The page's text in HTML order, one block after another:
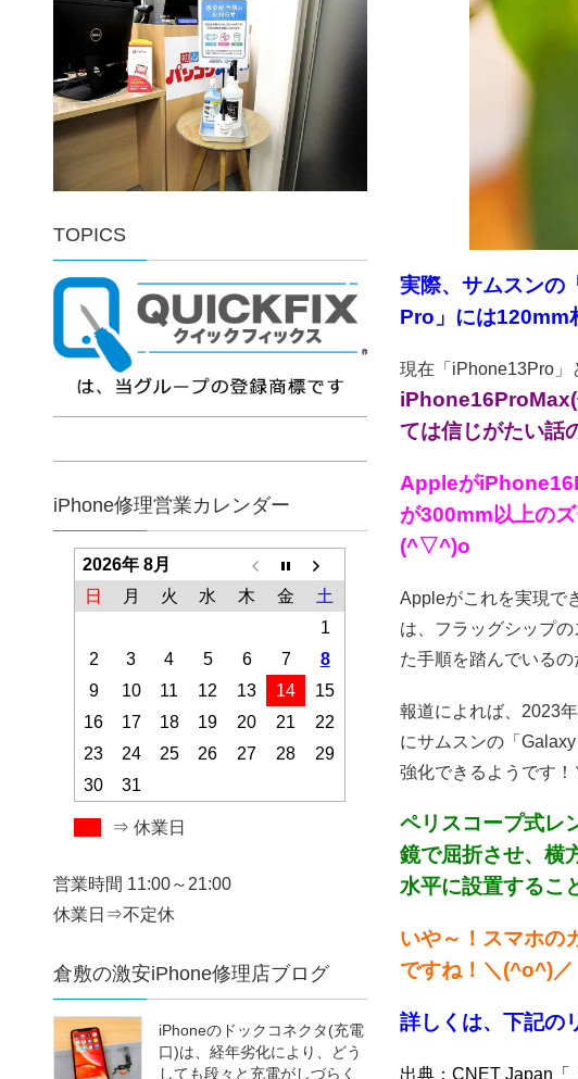
実際、サムスンの
Pro」には120mm
現在「iPhone13Pro」
iPhone16ProMax(
ては信じがたい話
Appleが
が300mm以上の
(^▽^)o
Appleがこれを実現で
は、フラッグシップ
た手順を踏んでいるの
報道によれば、2023
にサムスンの「
強化できるようです！
ペリスコープ式レ
鏡で屈折させ、横
水平に設置するこ
いや～！スマホの
ですね！＼(^o^)／
詳しくは、下記の
出典： CNET Japan「
TOPICS
iPhone修理営業カレンダー
2026年 8月
日
月 火 水 木 金
土
1
2
3 4 5 6 7
8
9
10 11 12 13 14
15
16
17 18 19 20 21
22
23
24 25 26 27 28
29
30
31
⇒ 休業日
営業時間 11:00～21:00
休業日⇒不定休
倉敷の激安iPhone修理店ブログ
iPhoneのドックコネクタ(充電
口)は、経年劣化により、どう
しても段々と充電がしづらく